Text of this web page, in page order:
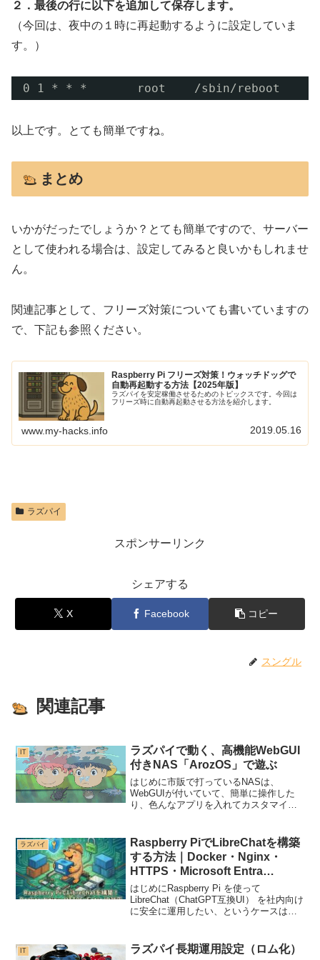
２．最後の行に以下を追加して保存します。
（今回は、夜中の１時に再起動するように設定していま
す。）
0 1 * * *       root /sbin/reboot
以上です。とても簡単ですね。
まとめ
いかがだったでしょうか？とても簡単ですので、サーバー
として使われる場合は、設定してみると良いかもしれませ
ん。
関連記事として、フリーズ対策についても書いていますの
で、下記も参照ください。
Raspberry Pi フリーズ対策！ウォッチドッグで
自動再起動する方法【2025年版】
ラズパイを安定稼働させるためのトピックスです。今回は
フリーズ時に自動再起動させる方法を紹介します。
www.my-hacks.info 2019.05.16
ラズパイ
スポンサーリンク
シェアする
X Facebook コピー
スングル
関連記事
IT
ラズパイで動く、高機能WebGUI
付きNAS「ArozOS」で遊ぶ
はじめに市販で打っているNASは、
WebGUIが付いていて、簡単に操作した
り、色んなアプリを入れてカスタマイズ
「ArozOS」をインストールする方法をご
紹介します。公式...
ラズパイ
Raspberry PiでLibreChatを構築
する方法｜Docker・Nginx・
HTTPS・Microsoft Entra
ID(OpenID)対応
はじめにRaspberry Pi を使って
LibreChat（ChatGPT互換UI） を社内向け
に安全に運用したい、というケースは増
としてまとめます。Raspb...
IT ラズパイ長期運用設定（ロム化）